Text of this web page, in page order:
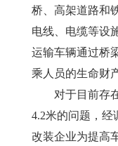
桥、高架道路和
电线、电缆等设
运输车辆通过桥
乘人员的生命财
对于目前存在
4.2米的问题，经
改装企业为提高